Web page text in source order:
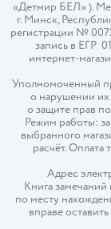
«Детмир БЕЛ» ).
г. Минск,
регистрации №
запись в ЕГР
интернет-
Уполномоченный
о нарушении их
о защите прав
Режим работы:
выбранного
расчёт. Оплата
Адрес
Книга
по месту
вправе